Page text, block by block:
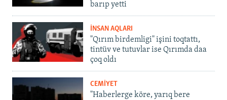
barıp yetti
İNSAN AQLARI
"Qırım birdemligi" işini toqtattı,
tintüv ve tutuvlar ise Qırımda daa
çoq oldı
CEMİYET
"Haberlerge köre, yarıq bere